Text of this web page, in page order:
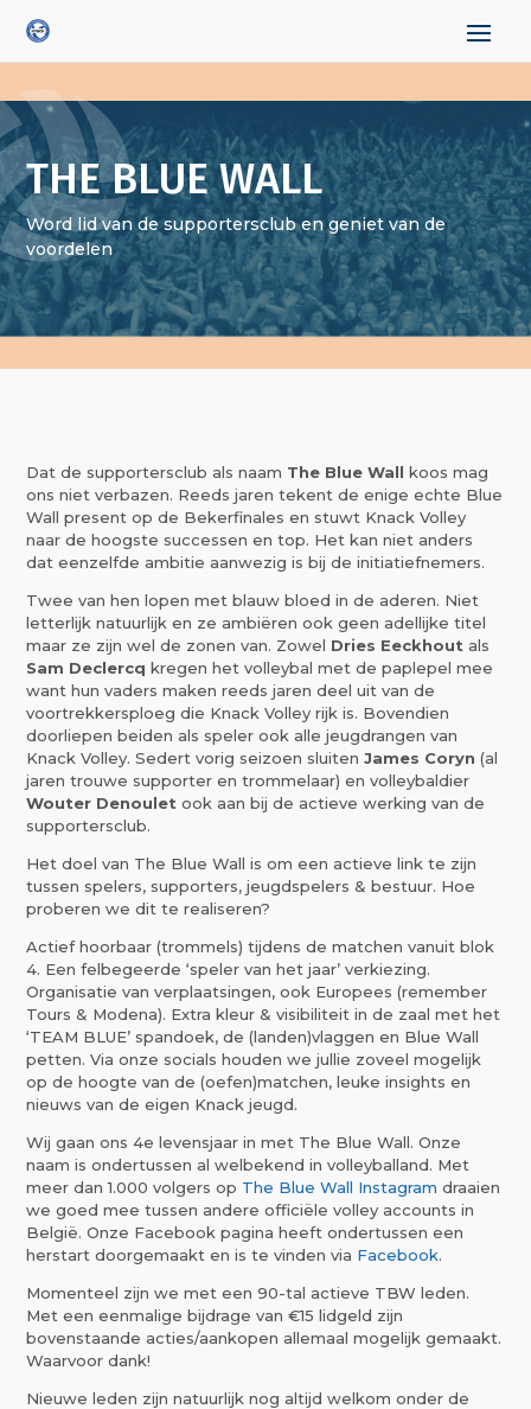
THE BLUE WALL
Word lid van de supportersclub en geniet van de
voordelen
Dat de supportersclub als naam The Blue Wall koos mag
ons niet verbazen. Reeds jaren tekent de enige echte Blue
Wall present op de Bekerfinales en stuwt Knack Volley
naar de hoogste successen en top. Het kan niet anders
dat eenzelfde ambitie aanwezig is bij de initiatiefnemers.
Twee van hen lopen met blauw bloed in de aderen. Niet
letterlijk natuurlijk en ze ambiëren ook geen adellijke titel
maar ze zijn wel de zonen van. Zowel Dries Eeckhout als
Sam Declercq kregen het volleybal met de paplepel mee
want hun vaders maken reeds jaren deel uit van de
voortrekkersploeg die Knack Volley rijk is. Bovendien
doorliepen beiden als speler ook alle jeugdrangen van
Knack Volley. Sedert vorig seizoen sluitenJames Coryn (al
jaren trouwe supporter en trommelaar) en volleybaldier
Wouter Denoulet ook aan bij de actieve werking van de
supportersclub.
Het doel van The Blue Wall is om een actieve link te zijn
tussen spelers, supporters, jeugdspelers & bestuur. Hoe
proberen we dit te realiseren?
Actief hoorbaar (trommels) tijdens de matchen vanuit blok
4. Een felbegeerde ‘speler van het jaar’ verkiezing.
Organisatie van verplaatsingen, ook Europees (remember
Tours & Modena). Extra kleur & visibiliteit in de zaal met het
‘TEAM BLUE’ spandoek, de (landen)vlaggen en Blue Wall
petten. Via onze socials houden we jullie zoveel mogelijk
op de hoogte van de (oefen)matchen, leuke insights en
nieuws van de eigen Knack jeugd.
Wij gaan ons 4e levensjaar in met The Blue Wall. Onze
naam is ondertussen al welbekend in volleyballand. Met
meer dan 1.000 volgers op The Blue Wall Instagram draaien
we goed mee tussen andere officiële volley accounts in
België. Onze Facebook pagina heeft ondertussen een
herstart doorgemaakt en is te vinden via Facebook.
Momenteel zijn we met een 90-tal actieve TBW leden.
Met een eenmalige bijdrage van €15 lidgeld zijn
bovenstaande acties/aankopen allemaal mogelijk gemaakt.
Waarvoor dank!
Nieuwe leden zijn natuurlijk nog altijd welkom onder de